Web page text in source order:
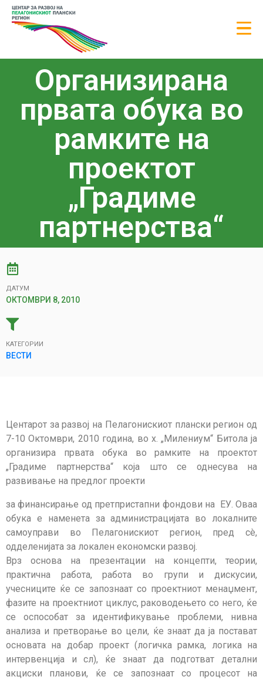
Организирана
првата обука во
рамките на
проектот
„Градиме
партнерства“
ДАТУМ
ОКТОМВРИ 8, 2010
КАТЕГОРИИ
ВЕСТИ
Центарот за развој на Пелагонискиот плански регион од
7-10 Октомври, 2010 година, во х. „Милениум“ Битола ја
организира првата обука во рамките на проектот
„Градиме партнерства“ која што се однесува на
развивање на предлог проекти
за финансирање од претпристапни фондови на ЕУ. Оваа
обука е наменета за администрацијата во локалните
самоуправи во Пелагонискиот регион, пред сè,
одделенијата за локален економски развој.
Врз основа на презентации на концепти, теории,
практична работа, работа во групи и дискусии,
учесниците ќе се запознаат со проектниот менаџмент,
фазите на проектниот циклус, раководењето со него, ќе
се оспособат за идентификување проблеми, нивна
анализа и претворање во цели, ќе знаат да ја постават
основата на добар проект (логичка рамка, логика на
интервенција и сл), ќе знаат да подготват детални
акциски планови, ќе се запознаат со процесот на